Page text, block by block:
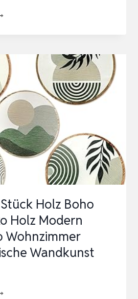
Stück Holz Boho
Holz Modern
Wohnzimmer
Wandkunst